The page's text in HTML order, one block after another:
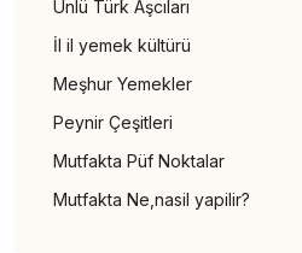
Ünlü Türk Aşcıları
İl il yemek kültürü
Meşhur Yemekler
Peynir Çeşitleri
Mutfakta Püf Noktalar
Mutfakta Ne,nasil yapilir?